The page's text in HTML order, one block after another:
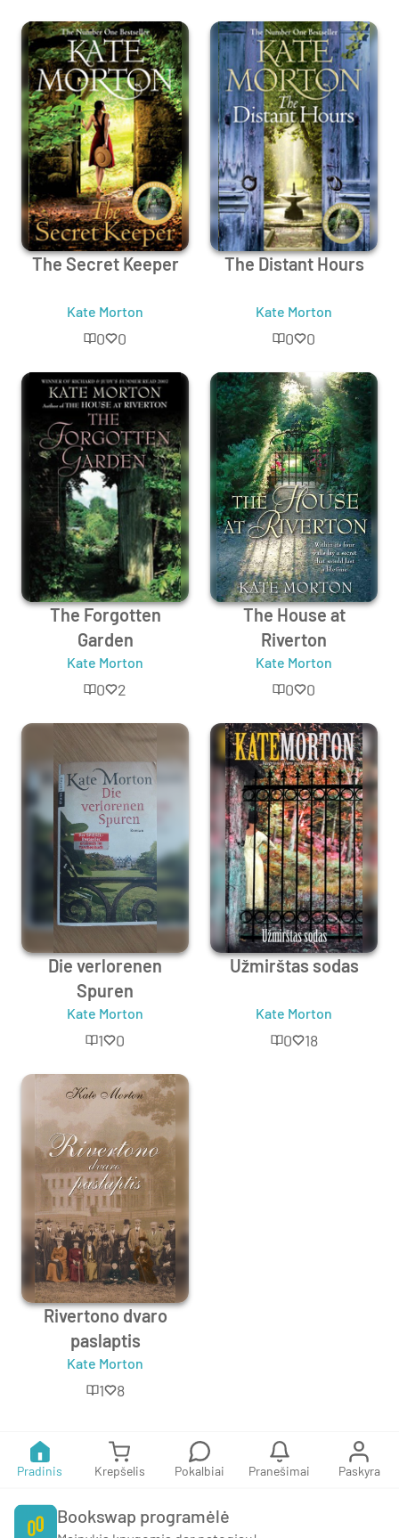
The Secret Keeper
Kate Morton
0 0
The Distant Hours
Kate Morton
0 0
The Forgotten
Garden
Kate Morton
0 2
The House at
Riverton
Kate Morton
0 0
Die verlorenen
Spuren
Kate Morton
1 0
Užmirštas sodas
Kate Morton
0 18
Rivertono dvaro
paslaptis
Kate Morton
1 8
Pradinis Krepšelis Pokalbiai Pranešimai Paskyra
Bookswap programėlė